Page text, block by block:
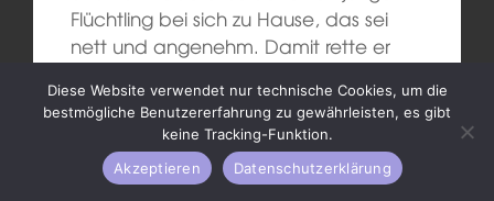
Flüchtling bei sich zu Hause, das sei
nett und angenehm. Damit rette er
Schritt sei getan. Es sei wenigstens
einem geholfen, sich hier gut zu
integrieren. Das fände er konstruktiver
als zu behaupten, dass alles so
Diese Website verwendet nur technische Cookies, um die
bestmögliche Benutzererfahrung zu gewährleisten, es gibt
keine Tracking-Funktion.
Akzeptieren
Datenschutzerklärung